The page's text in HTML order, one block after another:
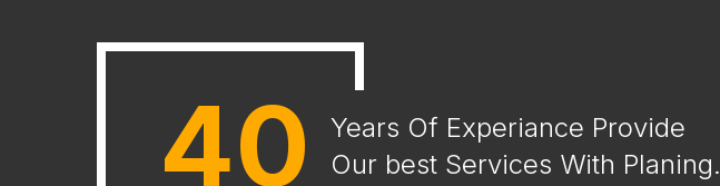
40
Years Of Experiance Provide
Our best Services With Planing.